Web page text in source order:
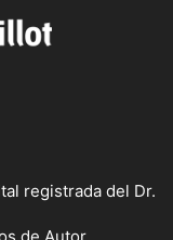
registrada del Dr.